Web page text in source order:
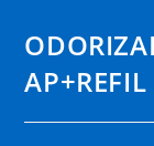
AP+REFIL